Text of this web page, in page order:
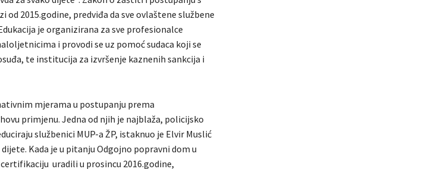
2015.godine, predviđa da sve ovlaštene službene
je organizirana za sve profesionalce
i provodi se uz pomoć sudaca koji se
te institucija za izvršenje kaznenih sankcija i
mjerama u postupanju prema
primjenu. Jedna od njih je najblaža, policijsko
službenici MUP-a ŽP, istaknuo je Elvir Muslić
Kada je u pitanju Odgojno popravni dom u
uradili u prosincu 2016.godine,